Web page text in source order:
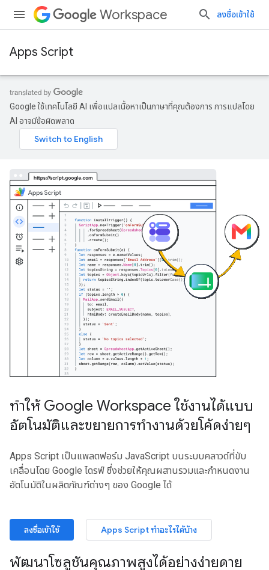
Workspace ลงชื่อเข้าใช้
Apps Script
Google ใช้เทคโนโลยี AI เพื่อแปลเนื้อหาเป็นภาษาที่คุณต้องการ การแปลโดย
AI อาจมีข้อผิดพลาด
ทำให้ Google Workspace ใช้งานได้แบบ
อัตโนมัติและขยายการทำงานด้วยโค้ดง่ายๆ
Apps Script เป็นแพลตฟอร์ม JavaScript บนระบบคลาวด์ที่ขับ
เคลื่อนโดย Google ไดรฟ์ ซึ่งช่วยให้คุณผสานรวมและกำหนดงาน
อัตโนมัติในผลิตภัณฑ์ต่างๆ ของ Google ได้
ลงชื่อเข้าใช้ Apps Script ทำอะไรได้บ้าง
พัฒนาโซลูชันคุณภาพสูงได้อย่างง่ายดาย